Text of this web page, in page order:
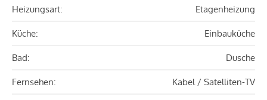
Heizungsart: Etagenheizung
Küche: Einbauküche
Bad: Dusche
Fernsehen: Kabel / Satelliten-TV